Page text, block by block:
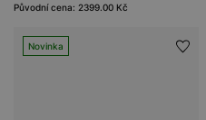
Původní cena: 2399.00 Kč
Novinka